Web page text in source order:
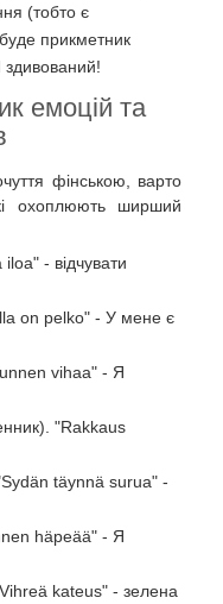
(тобто є
прикметник
здивований!
емоцій та
фінською, варто
охоплюють ширший
- відчувати
on pelko" - У мене є
vihaa" - Я
"Rakkaus
täynnä surua" -
häpeää" - Я
kateus" - зелена